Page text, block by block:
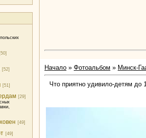
[50]
[52]
[51]
[29]
[49]
[49]
Начало » Фотоальбом » Минск-
Что приятно удивило-детям до